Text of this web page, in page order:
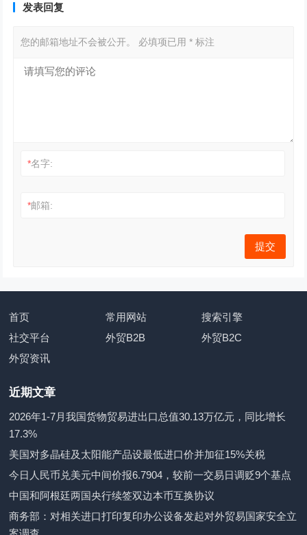
发表回复
您的邮箱地址不会被公开。 必填项已用* 标注
*名字:
*邮箱:
首页 常用网站
搜索引擎
社交平台
外贸B2B
外贸B2C
外贸资讯
近期文章
2026年1-7月我国货物贸易进出口总值30.13万亿元，同比增长
17.3%
美国对多晶硅及太阳能产品设最低进口价并加征15%关税
今日人民币兑美元中间价报6.7904，较前一交易日调贬9个基点
中国和阿根廷两国央行续签双边本币互换协议
商务部：对相关进口打印复印办公设备发起对外贸易国家安全立